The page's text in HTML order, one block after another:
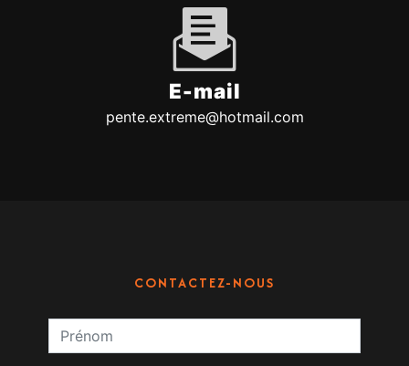
E-mail
pente.extreme@hotmail.com
CONTACTEZ-NOUS